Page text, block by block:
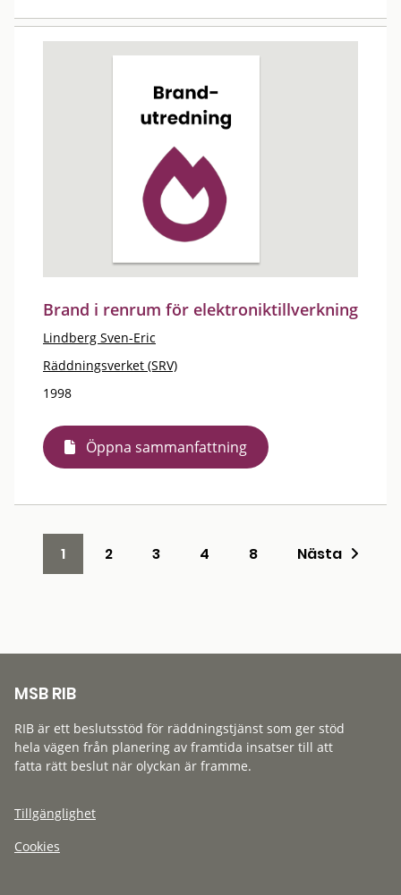
Brand i renrum för elektroniktillverkning
Lindberg Sven-Eric
Räddningsverket (SRV)
1998
Öppna sammanfattning
1 2 3 4 8 Nästa
MSB RIB
RIB är ett beslutsstöd för räddningstjänst som ger stöd
hela vägen från planering av framtida insatser till att
fatta rätt beslut när olyckan är framme.
Tillgänglighet
Cookies